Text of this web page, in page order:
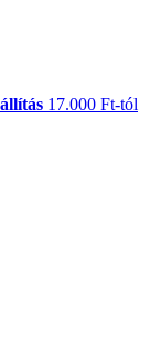
17.000 Ft-tól